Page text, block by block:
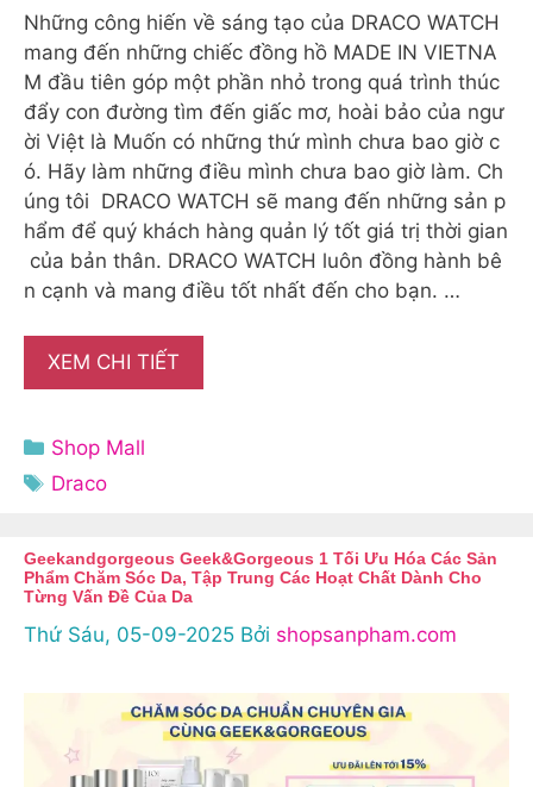
Những công hiến về sáng tạo của DRACO WATCH
mang đến những chiếc đồng hồ MADE IN VIETNA
M đầu tiên góp một phần nhỏ trong quá trình thúc
đẩy con đường tìm đến giấc mơ, hoài bảo của ngư
ời Việt là Muốn có những thứ mình chưa bao giờ c
ó. Hãy làm những điều mình chưa bao giờ làm. Ch
úng tôi DRACO WATCH sẽ mang đến những sản p
hẩm để quý khách hàng quản lý tốt giá trị thời gian
của bản thân. DRACO WATCH luôn đồng hành bê
n cạnh và mang điều tốt nhất đến cho bạn. …
XEM CHI TIẾT
Danh
mục
Shop Mall
Thẻ
Draco
Geekandgorgeous Geek&Gorgeous 1 Tối Ưu Hóa Các Sản
Phẩm Chăm Sóc Da, Tập Trung Các Hoạt Chất Dành Cho
Từng Vấn Đề Của Da
Thứ Sáu, 05-09-2025 Bởi shopsanpham.com